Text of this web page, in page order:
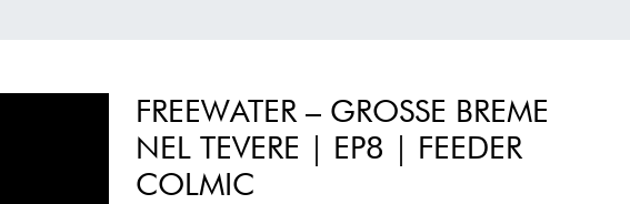
FREEWATER – GROSSE BREME
NEL TEVERE | EP8 | FEEDER
COLMIC